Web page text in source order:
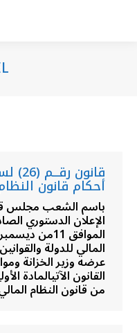
أحكام قانون
باسم الشعب مجلس
المالي للدولة
عرضه وزير الخزانة
من قانون النظام